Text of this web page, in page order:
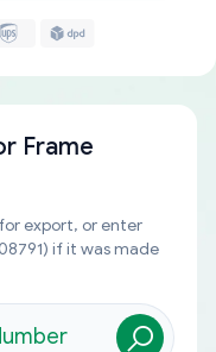
Frame
export, or enter
if it was made